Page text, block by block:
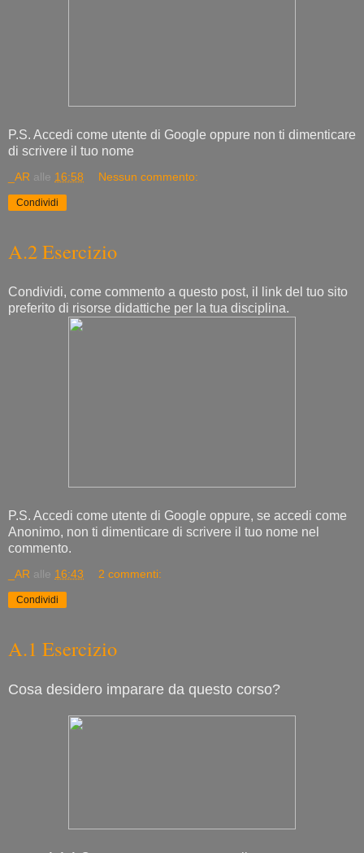
P.S. Accedi come utente di Google oppure non ti dimenticare
di scrivere il tuo nome
_AR alle 16:58 Nessun commento:
Condividi
A.2 Esercizio
Condividi, come commento a questo post, il link del tuo sito
preferito di risorse didattiche per la tua disciplina.
P.S. Accedi come utente di Google oppure, se accedi come
Anonimo, non ti dimenticare di scrivere il tuo nome nel
commento.
_AR alle 16:43 2 commenti:
Condividi
A.1 Esercizio
Cosa desidero imparare da questo corso?